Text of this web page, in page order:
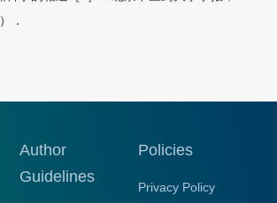
．
Author
Guidelines
Policies
Privacy Policy